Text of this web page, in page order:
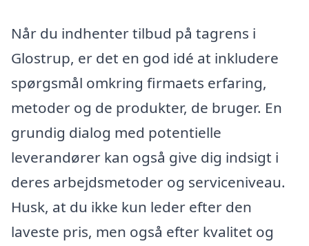
Når du indhenter tilbud på tagrens i
Glostrup, er det en god idé at inkludere
spørgsmål omkring firmaets erfaring,
metoder og de produkter, de bruger. En
grundig dialog med potentielle
leverandører kan også give dig indsigt i
deres arbejdsmetoder og serviceniveau.
Husk, at du ikke kun leder efter den
laveste pris, men også efter kvalitet og